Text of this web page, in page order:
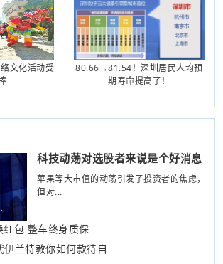
文化活动受
80.66→81.54！深圳居民人均预
期寿命提高了！
科技动荡对选股者来说是个好消息
苹果等大市值的动荡引发了投资者的焦虑，
但对...
包 整车终身质保
兰特教你如何款待自